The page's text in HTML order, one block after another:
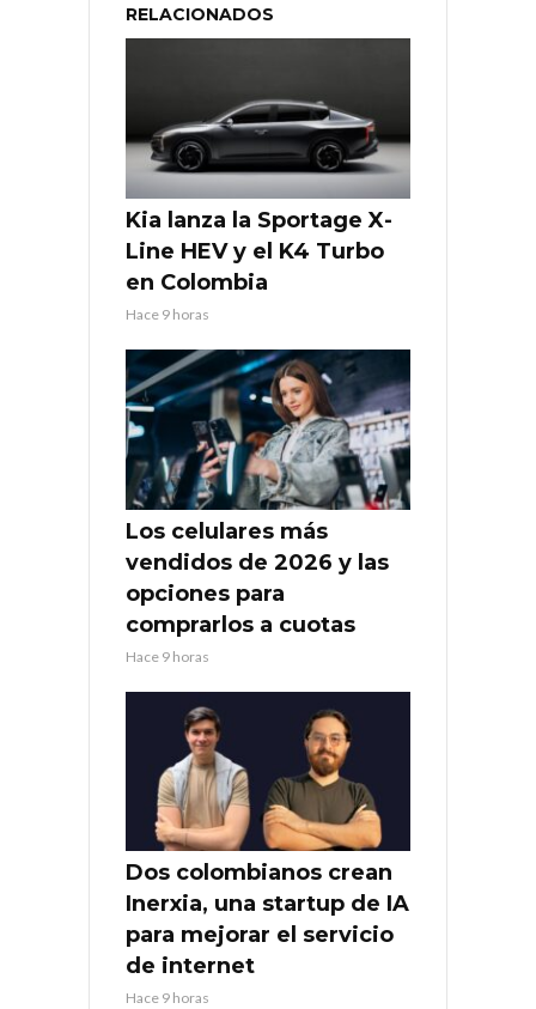
RELACIONADOS
Kia lanza la Sportage X-
Line HEV y el K4 Turbo
en Colombia
Hace 9 horas
Los celulares más
vendidos de 2026 y las
opciones para
comprarlos a cuotas
Hace 9 horas
Dos colombianos crean
Inerxia, una startup de IA
para mejorar el servicio
de internet
Hace 9 horas